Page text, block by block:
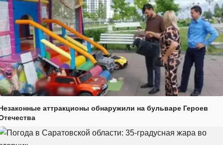
аттракционы обнаружили на бульваре Героев